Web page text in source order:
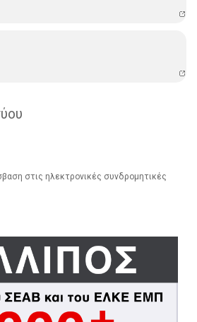
στις ηλεκτρονικές συνδρομητικές